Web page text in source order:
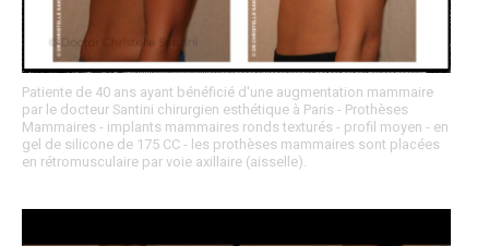
Patiente de 40 ans ayant bénéficié d'une augmentation mammaire
par le docteur Santini chirurgien esthétique à Paris - Prothèses
Mammaires - implants mammaires ronds texturés - profil moyen - en
gel de silicone de 175 CC - les prothèses mammaires sont placées
en rétromusculaire par voie axillaire (aisselle).